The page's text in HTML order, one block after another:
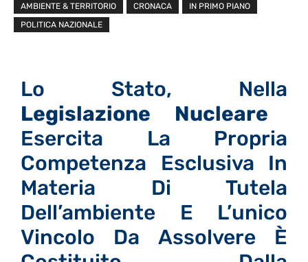
AMBIENTE & TERRITORIO CRONACA
IN PRIMO PIANO
POLITICA NAZIONALE
Lo Stato, Nella
Legislazione Nucleare
Esercita La Propria
Competenza Esclusiva In
Materia Di Tutela
Dell’ambiente E L’unico
Vincolo Da Assolvere È